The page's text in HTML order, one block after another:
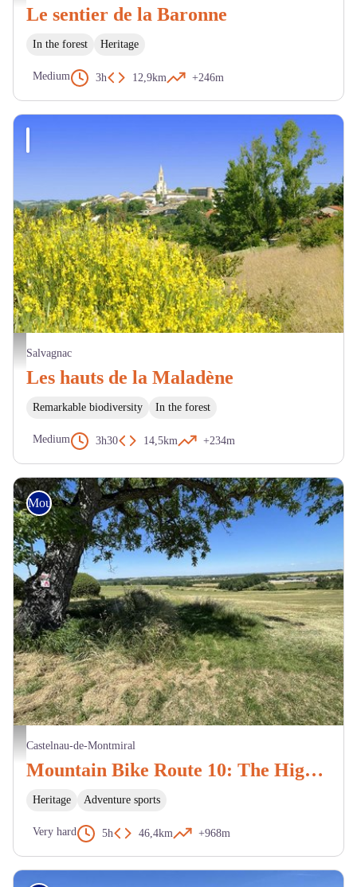
Le sentier de la Baronne
In the forest Heritage
Medium 3h 12,9km +246m
Paysage - OT LTO
Salvagnac
Les hauts de la Maladène
Remarkable biodiversity In the forest
Medium 3h30 14,5km +234m
Vue chemin autour de Cahuzac - BP
Mountain Bike
Castelnau-de-Montmiral
Mountain Bike Route 10: The Highs of Gaillac Noir
Heritage Adventure sports
Very hard 5h 46,4km +968m